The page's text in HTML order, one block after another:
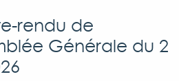
rendu de
Générale du 2